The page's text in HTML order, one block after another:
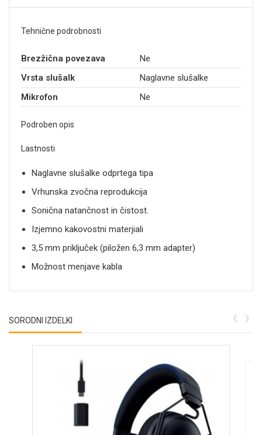
Tehnične podrobnosti
Brezžična povezava
Ne
Vrsta slušalk
Naglavne slušalke
Mikrofon
Ne
Podroben opis
Lastnosti
Naglavne slušalke odprtega tipa
Vrhunska zvočna reprodukcija
Sonična natančnost in čistost.
Izjemno kakovostni materjiali
3,5 mm priključek (piložen 6,3 mm adapter)
Možnost menjave kabla
SORODNI IZDELKI ‹ ›